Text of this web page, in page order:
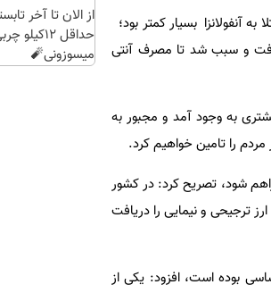
آنفولانزا بسیار کمتر بود؛
یافت و سبب شد تا مصرف آنتی‌
به وجود آمد و مجبور به
را تامین خواهیم کرد.
شود، تصریح کرد: در کشور
ترجیحی و نیمایی را دریافت
بوده است، افزود: یکی از
از الان تا آخر
حداقل 12کیلو
میسوزونی🧨